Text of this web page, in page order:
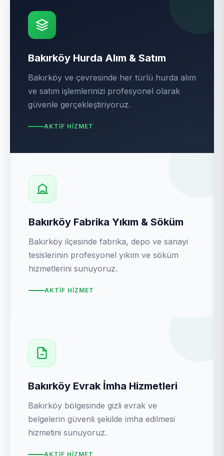
Bakırköy Hurda Alım & Satım
Bakırköy ve çevresinde her türlü hurda alım
ve satım işlemlerinizi profesyonel olarak
güvenle gerçekleştiriyoruz.
AKTIF HIZMET
Bakırköy Fabrika Yıkım & Söküm
Bakırköy ilçesinde fabrika, depo ve sanayi
tesislerinin profesyonel yıkım ve söküm
hizmetlerini sunuyoruz.
AKTIF HIZMET
Bakırköy Evrak İmha Hizmetleri
Bakırköy bölgesinde gizli evrak ve
belgelerin güvenli şekilde imha edilmesi
hizmetini sunuyoruz.
AKTIF HIZMET